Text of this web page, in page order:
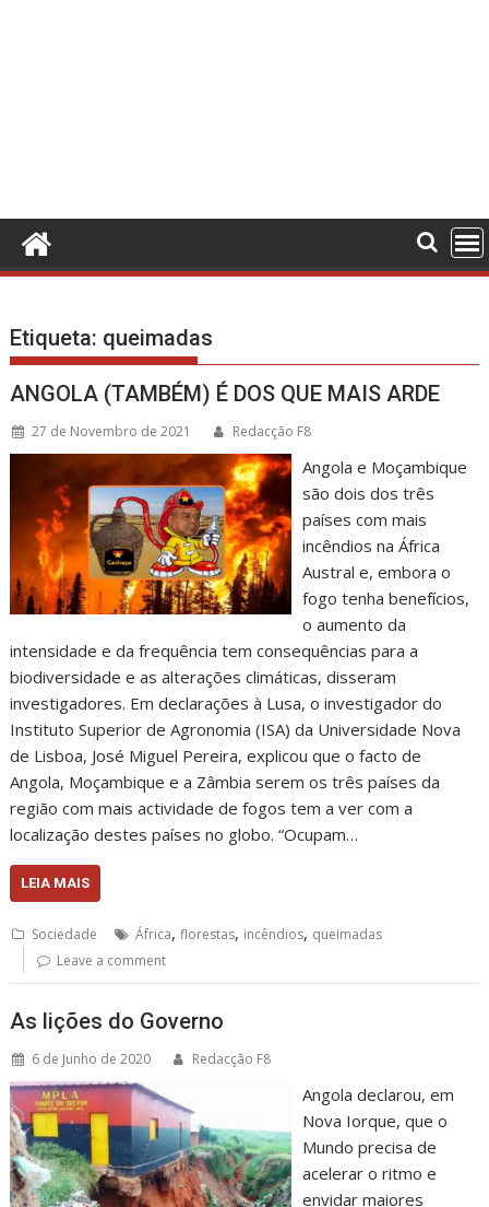
Etiqueta: queimadas
ANGOLA (TAMBÉM) É DOS QUE MAIS ARDE
27 de Novembro de 2021 Redacção F8
Angola e Moçambique
são dois dos três
países com mais
incêndios na África
Austral e, embora o
fogo tenha benefícios,
o aumento da
intensidade e da frequência tem consequências para a
biodiversidade e as alterações climáticas, disseram
investigadores. Em declarações à Lusa, o investigador do
Instituto Superior de Agronomia (ISA) da Universidade Nova
de Lisboa, José Miguel Pereira, explicou que o facto de
Angola, Moçambique e a Zâmbia serem os três países da
região com mais actividade de fogos tem a ver com a
localização destes países no globo. “Ocupam…
LEIA MAIS
Sociedade África,florestas, incêndios, queimadas
Leave a comment
As lições do Governo
6 de Junho de 2020 Redacção F8
Angola declarou, em
Nova Iorque, que o
Mundo precisa de
acelerar o ritmo e
envidar maiores